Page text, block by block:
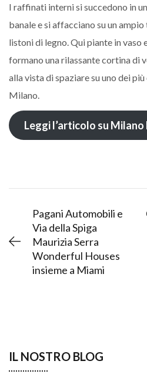
I raffinati interni si succedono in
banale e si affacciano su un
listoni di legno. Qui piante in
formano una rilassante cortina di
alla vista di spaziare su uno dei
Milano.
Leggi l’articolo su Milano
Pagani Automobili e
Via della Spiga
Maurizia Serra
Wonderful Houses
insieme a Miami
IL NOSTRO BLOG